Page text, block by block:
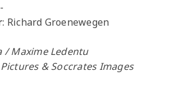
-
: Richard Groenewegen
/ Maxime Ledentu
&Soccrates Images